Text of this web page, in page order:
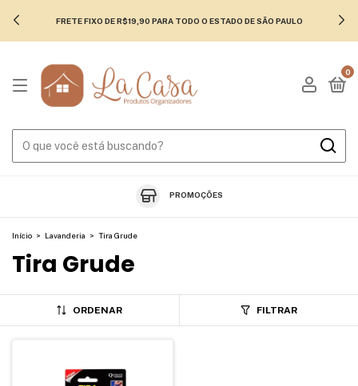
FRETE FIXO DE R$19,90 PARA TODO O ESTADO DE SÃO PAULO
0
PROMOÇÕES
Início > Lavanderia > Tira Grude
Tira Grude
ORDENAR FILTRAR